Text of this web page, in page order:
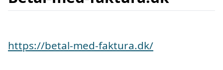
https://betal-med-faktura.dk/